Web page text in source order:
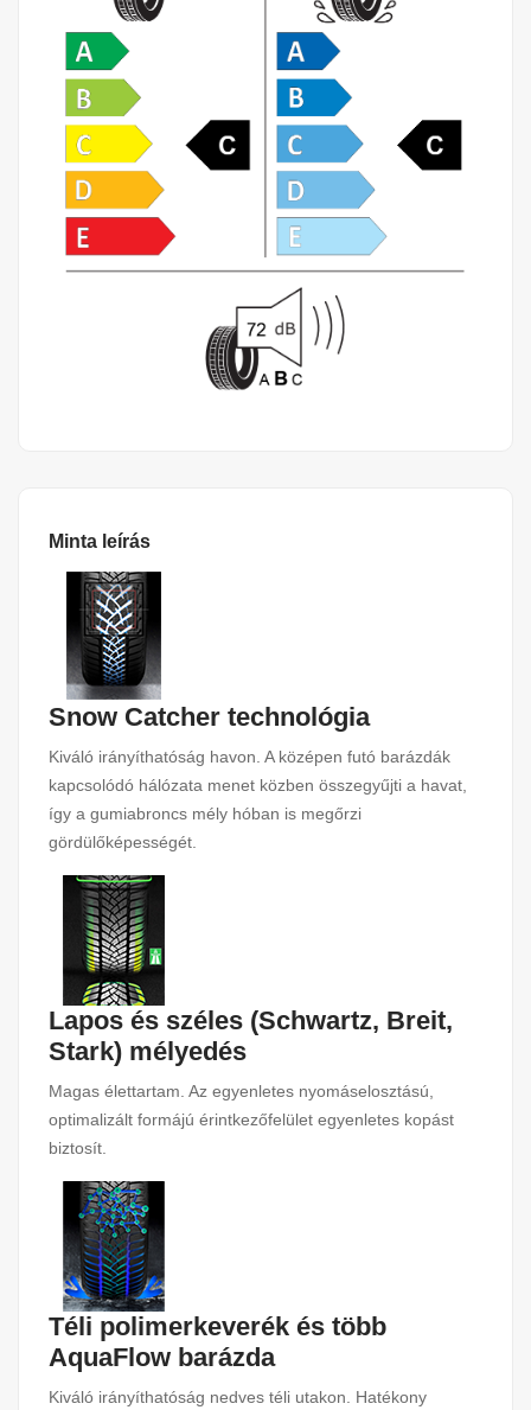
Minta leírás
Snow Catcher technológia
Kiváló irányíthatóság havon. A középen futó barázdák
kapcsolódó hálózata menet közben összegyűjti a havat,
így a gumiabroncs mély hóban is megőrzi
gördülőképességét.
Lapos és széles (Schwartz, Breit,
Stark) mélyedés
Magas élettartam. Az egyenletes nyomáselosztású,
optimalizált formájú érintkezőfelület egyenletes kopást
biztosít.
Téli polimerkeverék és több
AquaFlow barázda
Kiváló irányíthatóság nedves téli utakon. Hatékony